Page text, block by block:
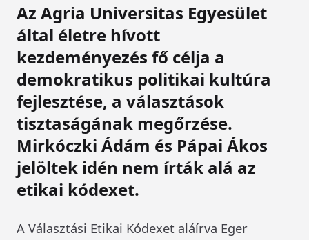
Az Agria Universitas Egyesület
által életre hívott
kezdeményezés fő célja a
demokratikus politikai kultúra
fejlesztése, a választások
tisztaságának megőrzése.
Mirkóczki Ádám és Pápai Ákos
jelöltek idén nem írták alá az
etikai kódexet.
A Választási Etikai Kódexet aláírva Eger